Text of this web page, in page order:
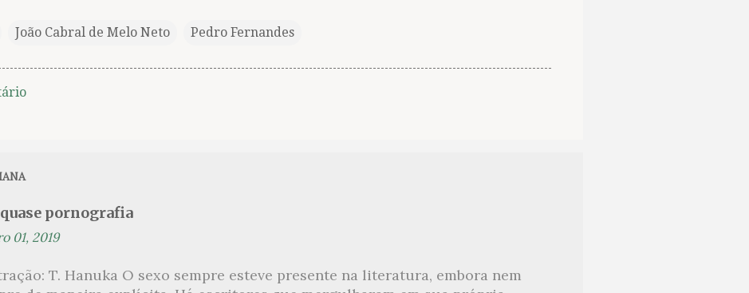
João Cabral de Melo Neto Pedro Fernandes
pornografia
01, 2019
T. Hanuka O sexo sempre esteve presente na literatura, embora nem